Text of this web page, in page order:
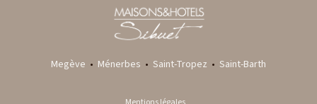
Megève • Ménerbes • Saint-Tropez • Saint-Barth